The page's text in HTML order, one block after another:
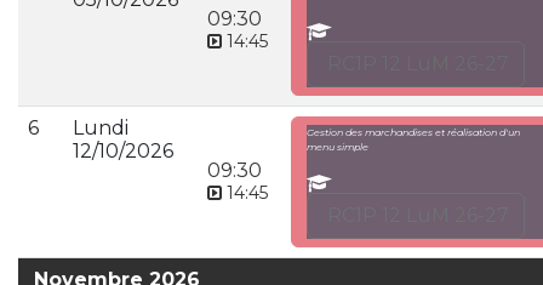
09:30
14:45
6
Lundi
12/10/2026
09:30
14:45
Gestion des marchandises et réalisation d'un
menu simple
Novembre 2026